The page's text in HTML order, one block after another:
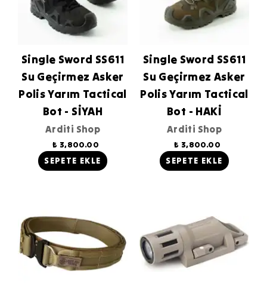
Single Sword SS611
Su Geçirmez Asker
Polis Yarım Tactical
Bot - SİYAH
Arditi Shop
₺ 3,800.00
SEPETE EKLE
Single Sword SS611
Su Geçirmez Asker
Polis Yarım Tactical
Bot - HAKİ
Arditi Shop
₺ 3,800.00
SEPETE EKLE